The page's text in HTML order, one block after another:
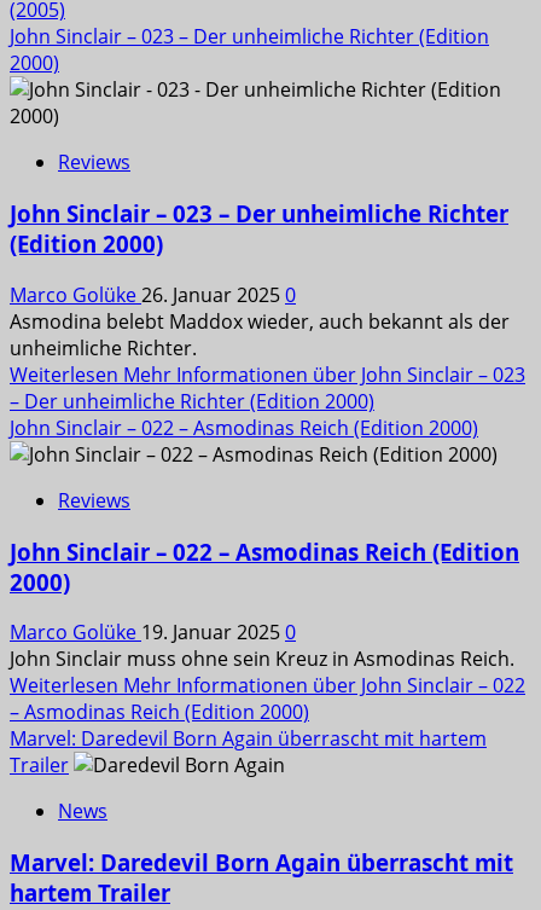
(2005)
John Sinclair – 023 – Der unheimliche Richter (Edition
2000)
Reviews
John Sinclair – 023 – Der unheimliche Richter
(Edition 2000)
Marco Golüke26. Januar 20250
Asmodina belebt Maddox wieder, auch bekannt als der
unheimliche Richter.
Weiterlesen Mehr Informationen über John Sinclair – 023
– Der unheimliche Richter (Edition 2000)
John Sinclair – 022 – Asmodinas Reich (Edition 2000)
Reviews
John Sinclair – 022 – Asmodinas Reich (Edition
2000)
Marco Golüke 19. Januar 20250
John Sinclair muss ohne sein Kreuz in Asmodinas Reich.
Weiterlesen Mehr Informationen über John Sinclair – 022
– Asmodinas Reich (Edition 2000)
Marvel: Daredevil Born Again überrascht mit hartem
Trailer
News
Marvel: Daredevil Born Again überrascht mit
hartem Trailer